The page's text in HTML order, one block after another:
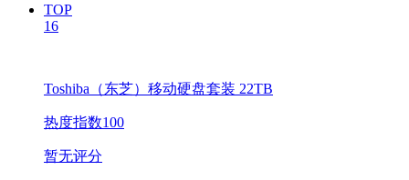
TOP
16
Toshiba（东芝）移动硬盘套装 22TB
热度指数100
暂无评分